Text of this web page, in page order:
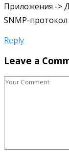
Приложения ->
SNMP-протокол
Reply
Leave a